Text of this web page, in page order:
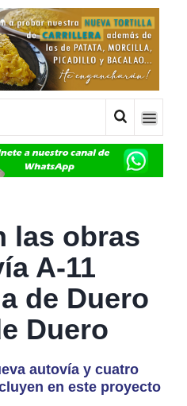
las obras
A-11
de Duero
Duero
autovía y cuatro
en este proyecto